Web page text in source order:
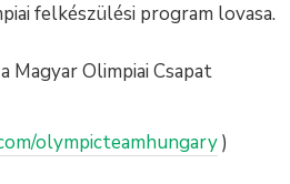
felkészülési program lovasa.
Magyar Olimpiai Csapat
olympicteamhungary)